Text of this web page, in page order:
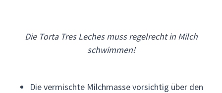
Die Torta Tres Leches muss regelrecht in Milch
schwimmen!
Die vermischte Milchmasse vorsichtig über den